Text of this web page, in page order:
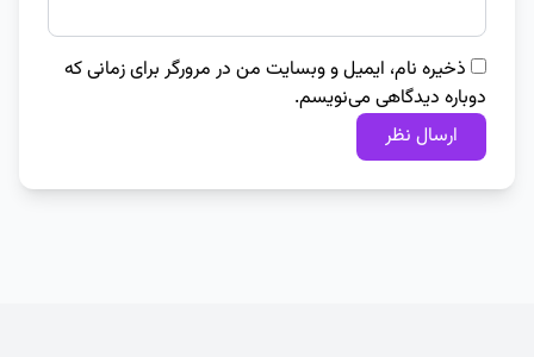
ذخیره نام، ایمیل و وبسایت من در مرورگر برای زمانی که
دوباره دیدگاهی می‌نویسم.